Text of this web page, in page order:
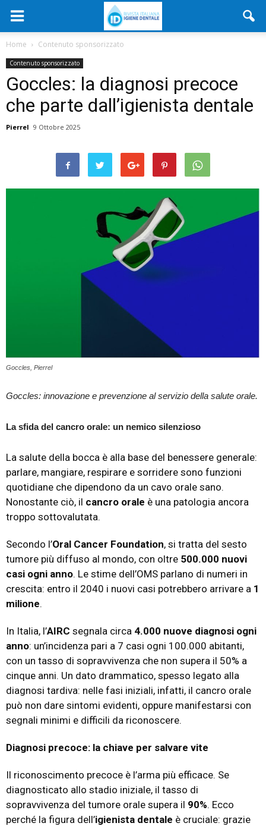
Home Contenuto sponsorizzato
Contenuto sponsorizzato
Goccles: la diagnosi precoce
che parte dall’igienista dentale
Pierrel 9 Ottobre 2025
Goccles, Pierrel
Goccles: innovazione e prevenzione al servizio della salute orale.
La sfida del cancro orale: un nemico silenzioso
La salute della bocca è alla base del benessere generale:
parlare, mangiare, respirare e sorridere sono funzioni
quotidiane che dipendono da un cavo orale sano.
Nonostante ciò, il cancro orale è una patologia ancora
troppo sottovalutata.
Secondo l’Oral Cancer Foundation, si tratta del sesto
tumore più diffuso al mondo, con oltre 500.000 nuovi
casi ogni anno. Le stime dell’OMS parlano di numeri in
crescita: entro il 2040 i nuovi casi potrebbero arrivare a 1
milione.
In Italia, l’AIRC segnala circa 4.000 nuove diagnosi ogni
anno: un’incidenza pari a 7 casi ogni 100.000 abitanti,
con un tasso di sopravvivenza che non supera il 50% a
cinque anni. Un dato drammatico, spesso legato alla
diagnosi tardiva: nelle fasi iniziali, infatti, il cancro orale
può non dare sintomi evidenti, oppure manifestarsi con
segnali minimi e difficili da riconoscere.
Diagnosi precoce: la chiave per salvare vite
Il riconoscimento precoce è l’arma più efficace. Se
diagnosticato allo stadio iniziale, il tasso di
sopravvivenza del tumore orale supera il 90%. Ecco
perché la figura dell’igienista dentale è cruciale: grazie